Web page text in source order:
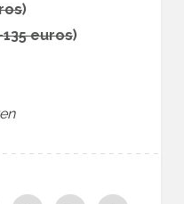
)
135 euros)